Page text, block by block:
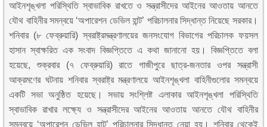
আইনশৃঙ্খলা পরিস্থিতি স্বাভাবিক রাখতে ও সন্ত্রাসীদের আইনের আওতায় আনতে
যৌথ বাহিনীর সমন্বয়ে ‘অপারেশন ডেভিল হান্ট’ পরিচালনার সিদ্ধান্ত নিয়েছে সরকার।
শনিবার (৮ ফেব্রুয়ারি) স্বরাষ্ট্রমন্ত্রণালয়ের জনসংযোগ বিভাগের পরিচালক ফয়সল
হাসান স্বাক্ষরিত এক সংবাদ বিজ্ঞপ্তিতে এ কথা জানানো হয়। বিজ্ঞপ্তিতে বলা
হয়েছে, শুক্রবার (৭ ফেব্রুয়ারি) রাতে গাজীপুরে ছাত্র-জনতার ওপর সন্ত্রাসী
আক্রমণের ঘটনায় শনিবার স্বরাষ্ট্র মন্ত্রণালয়ে আইনশৃঙ্খলা বাহিনীগুলোর সমন্বয়ে
একটি সভা অনুষ্ঠিত হয়েছে। সভায় সংশ্লিষ্ট এলাকার আইনশৃঙ্খলা পরিস্থিতি
স্বাভাবিক রাখার লক্ষ্যে ও সন্ত্রাসীদের আইনের আওতায় আনতে যৌথ বাহিনীর
সমন্বয়ে ‘অপারেশন ডেভিল হান্ট’ পরিচালনার সিদ্ধান্ত নেয়া হয়। শনিবার থেকেই